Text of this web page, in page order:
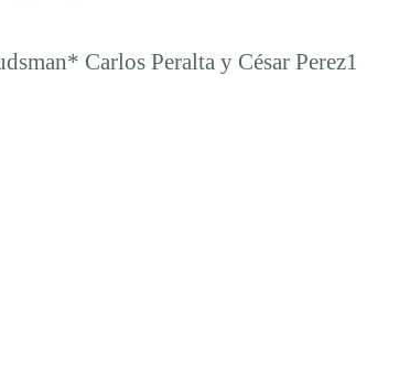
Carlos Peralta y César Perez1